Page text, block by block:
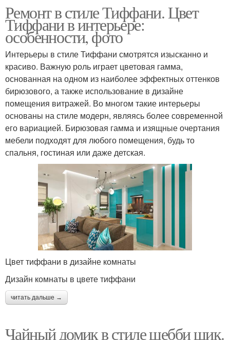
Ремонт в стиле Тиффани. Цвет
Тиффани в интерьере:
особенности, фото
Интерьеры в стиле Тиффани смотрятся изысканно и
красиво. Важную роль играет цветовая гамма,
основанная на одном из наиболее эффектных оттенков
бирюзового, а также использование в дизайне
помещения витражей. Во многом такие интерьеры
основаны на стиле модерн, являясь более современной
его вариацией. Бирюзовая гамма и изящные очертания
мебели подходят для любого помещения, будь то
спальня, гостиная или даже детская.
Цвет тиффани в дизайне комнаты
Дизайн комнаты в цвете тиффани
читать дальше →
Чайный домик в стиле шебби шик.